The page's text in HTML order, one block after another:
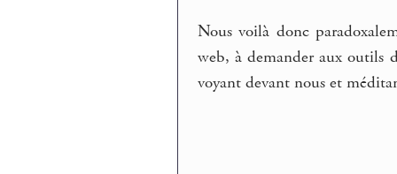
Nous voilà donc
web, à demander aux outils
voyant devant nous et